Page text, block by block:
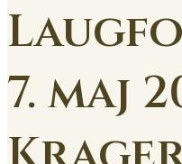
7. maj